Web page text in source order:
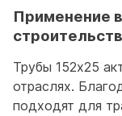
Применение
Трубы 152x25
отраслях.
подходят для